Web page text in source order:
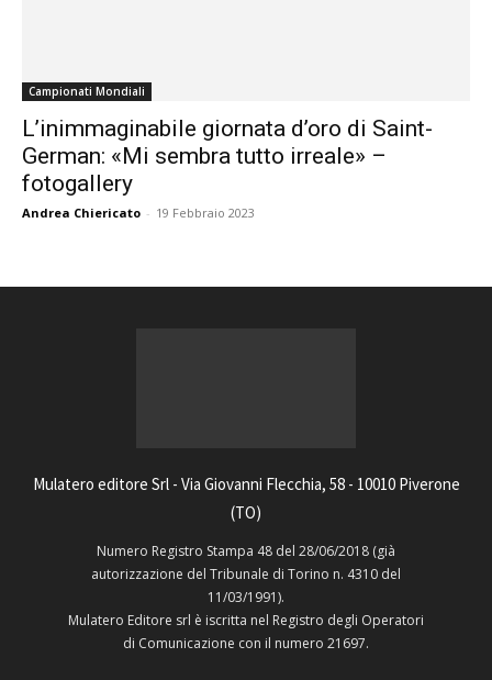
Campionati Mondiali
L’inimmaginabile giornata d’oro di Saint-
German: «Mi sembra tutto irreale» –
fotogallery
Andrea Chiericato - 19 Febbraio 2023
Mulatero editore Srl - Via Giovanni Flecchia, 58 - 10010 Piverone
(TO)
Numero Registro Stampa 48 del 28/06/2018 (già
autorizzazione del Tribunale di Torino n. 4310 del
11/03/1991).
Mulatero Editore srl è iscritta nel Registro degli Operatori
di Comunicazione con il numero 21697.